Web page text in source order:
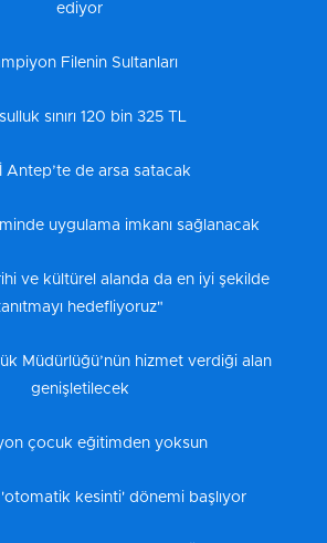
ediyor
Filenin Sultanları
sınırı 120 bin 325 TL
Antep’te de arsa satacak
uygulama imkanı sağlanacak
ve kültürel alanda da en iyi şekilde
hedefliyoruz"
Müdürlüğü’nün hizmet verdiği alan
genişletilecek
çocuk eğitimden yoksun
'otomatik kesinti' dönemi başlıyor